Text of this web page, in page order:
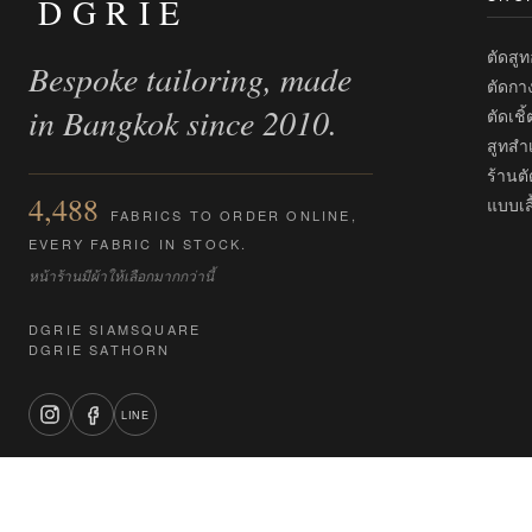
DGRIE
Bespoke tailoring, made
in Bangkok since 2010.
4,488
FABRICS TO ORDER ONLINE,
EVERY FABRIC IN STOCK.
หน้าร้านมีผ้าให้เลือกมากกว่านี้
DGRIE SIAMSQUARE
DGRIE SATHORN
LINE
ตัดสู
ตัดกา
ตัดเ
สูทสำ
ร้าน
แบบเ